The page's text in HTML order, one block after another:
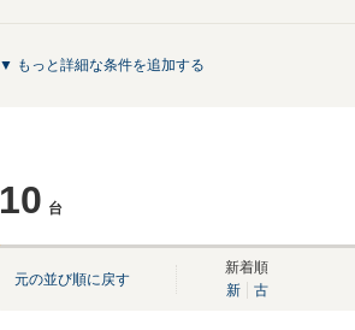
▼ もっと詳細な条件を追加する
10 台
元の並び順に戻す
新着順
新
古